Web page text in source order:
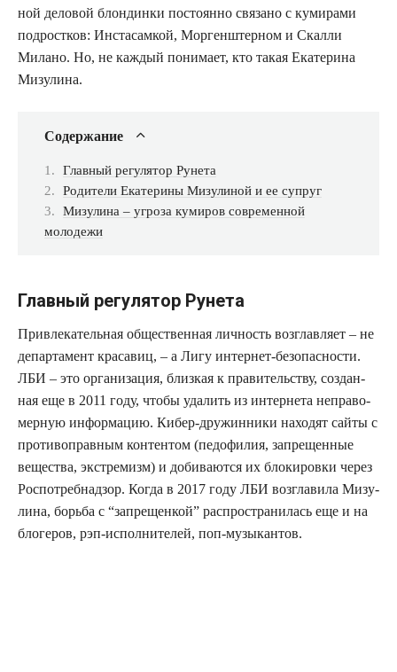
ной дело­вой блон­дин­ки посто­ян­но свя­за­но с куми­ра­ми
под­рост­ков: Инста­сам­кой, Мор­ген­штер­ном и Скал­ли
Мила­но. Но, не каж­дый пони­ма­ет, кто такая Ека­те­ри­на
Мизулина.
Содер­жа­ние
Глав­ный регу­ля­тор Рунета
Роди­те­ли Ека­те­ри­ны Мизу­ли­ной и ее супруг
Мизу­ли­на – угро­за куми­ров совре­мен­ной
молодежи
Главный регулятор Рунета
При­вле­ка­тель­ная обще­ствен­ная лич­ность воз­глав­ля­ет – не
депар­та­мент кра­са­виц, – а Лигу интер­нет-без­опас­но­сти.
ЛБИ – это орга­ни­за­ция, близ­кая к пра­ви­тель­ству, создан­
ная еще в 2011 году, что­бы уда­лить из интер­не­та непра­во­
мер­ную инфор­ма­цию. Кибер-дру­жин­ни­ки нахо­дят сай­ты с
про­ти­во­прав­ным кон­тен­том (педо­фи­лия, запре­щен­ные
веще­ства, экс­тре­мизм) и доби­ва­ют­ся их бло­ки­ров­ки через
Роспо­треб­над­зор. Когда в 2017 году ЛБИ воз­гла­ви­ла Мизу­
ли­на, борь­ба с “запре­щен­кой” рас­про­стра­ни­лась еще и на
бло­ге­ров, рэп-испол­ни­те­лей, поп-музыкантов.